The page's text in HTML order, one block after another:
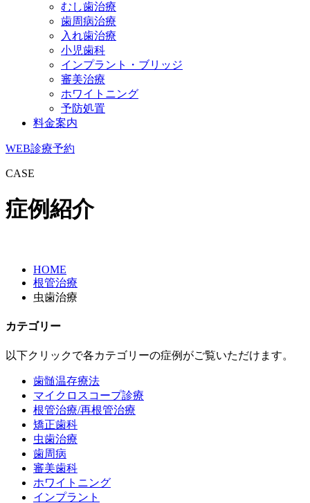
むし歯治療
歯周病治療
入れ歯治療
小児歯科
インプラント・ブリッジ
審美治療
ホワイトニング
予防処置
料金案内
WEB診療予約
CASE
症例紹介
HOME
根管治療
虫歯治療
カテゴリー
以下クリックで各カテゴリーの症例がご覧いただけます。
歯髄温存療法
マイクロスコープ診療
根管治療/再根管治療
矯正歯科
虫歯治療
歯周病
審美歯科
ホワイトニング
インプラント